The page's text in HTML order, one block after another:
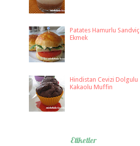
Patates Hamurlu Sandviç
Ekmek
Hindistan Cevizi Dolgulu
Kakaolu Muffin
Etiketler